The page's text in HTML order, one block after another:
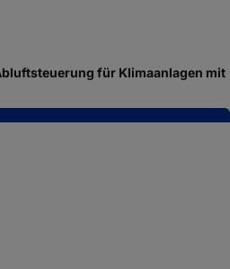
für Klimaanlagen mit